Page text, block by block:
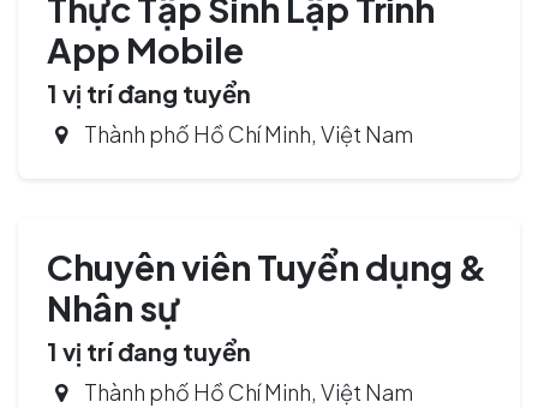
App Mobile
1 vị trí đang tuyển
Thành phố Hồ Chí Minh,Việt Nam
Chuyên viên Tuyển dụng &
Nhân sự
1 vị trí đang tuyển
Thành phố Hồ Chí Minh,Việt Nam